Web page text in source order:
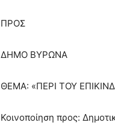
show.desi
lyons
you
of
ΠΡΟΣ
ΔΗΜΟ ΒΥΡΩΝΑ
ΘΕΜΑ: «ΠΕΡΙ ΤΟΥ
Κοινοποίηση προς: